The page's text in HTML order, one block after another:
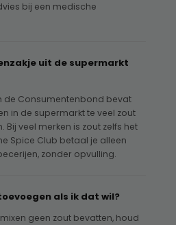
bij een medische
uit de supermarkt
de Consumentenbond bevat
in de supermarkt te veel zout
veel merken is zout zelfs het
Spice Club betaal je alleen
zonder opvulling.
als ik dat wil?
geen zout bevatten, houd